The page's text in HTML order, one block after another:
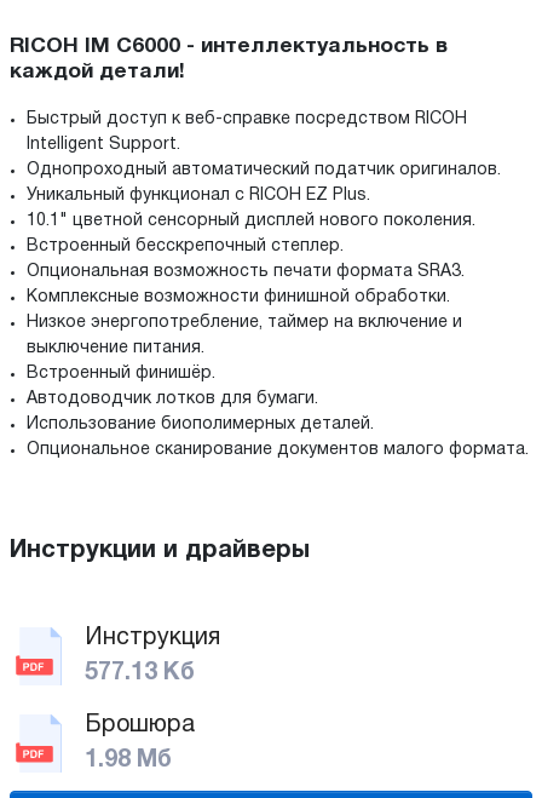
RICOH IM C6000 - интеллектуальность в
каждой детали!
Быстрый доступ к веб-справке посредством RICOH
Intelligent Support.
Однопроходный автоматический податчик оригиналов.
Уникальный функционал с RICOH EZ Plus.
10.1" цветной сенсорный дисплей нового поколения.
Встроенный бесскрепочный степлер.
Опциональная возможность печати формата SRA3.
Комплексные возможности финишной обработки.
Низкое энергопотребление, таймер на включение и
выключение питания.
Встроенный финишёр.
Автодоводчик лотков для бумаги.
Использование биополимерных деталей.
Опциональное сканирование документов малого формата.
Инструкции и драйверы
Инструкция
577.13 Кб
Брошюра
1.98 Мб